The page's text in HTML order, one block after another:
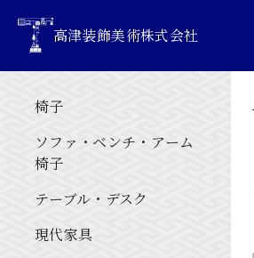
高津装飾美術株式会社
椅子
ソファ・ベンチ・アーム
椅子
テーブル・デスク
現代家具